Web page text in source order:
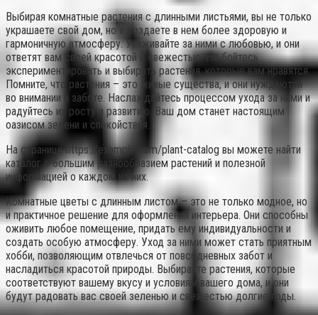
Выбирая комнатные растения с длинными листьями, вы не только
украшаете свой дом, но и создаете в нем более здоровую и
гармоничную атмосферу. Ухаживайте за ними с любовью, и они
ответят вам своей красотой и свежестью. Не бойтесь
экспериментировать и выбирать растения, которые вам нравятся.
Помните, что растения – это живые существа, и они нуждаются
во внимании и заботе. Наслаждайтесь процессом ухода за ними и
радуйтесь их росту и развитию. Ваш дом станет настоящим
оазисом зелени и спокойствия.
На странице https://example.com/plant-catalog вы можете найти
каталог с большим разнообразием растений и полезной
информацией о каждом из них.
Комнатные цветы с длинным листом – это не только модное, но
и практичное решение для оформления интерьера. Они способны
оживить любое помещение, придать ему индивидуальности и
создать особую атмосферу. Уход за ними может стать приятным
хобби, позволяющим отвлечься от повседневных забот и
насладиться красотой природы. Выбирайте растения, которые
соответствуют вашему вкусу и условиям вашего дома, и они
будут радовать вас своей зеленью и свежестью долгие годы.